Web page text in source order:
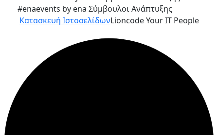
#enaevents by ena Σύμβουλοι Ανάπτυξης
Κατασκευή ΙστοσελίδωνLioncode Your IT People